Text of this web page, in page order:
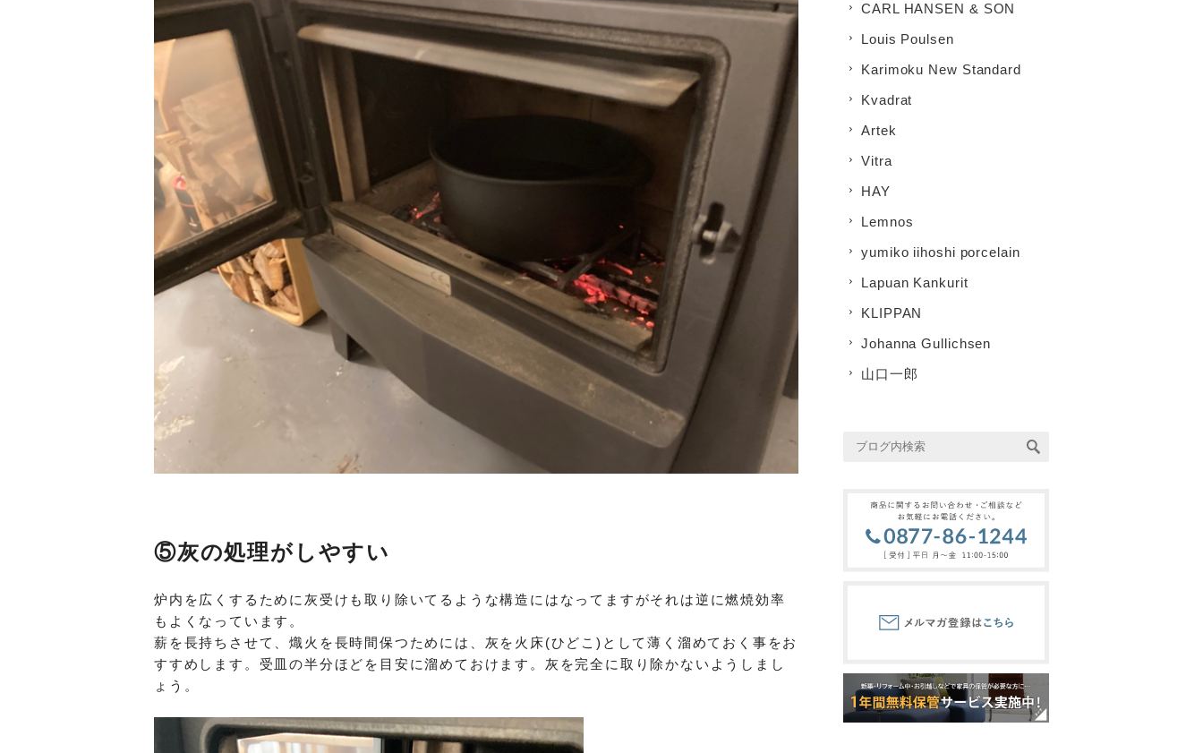
⑤灰の処理がしやすい
炉内を広くするために灰受けも取り除いてるような構造にはなってますがそれは逆に燃焼効率
もよくなっています。
薪を長持ちさせて、熾火を長時間保つためには、灰を火床(ひどこ)として薄く溜めておく事をお
すすめします。受皿の半分ほどを目安に溜めておけます。灰を完全に取り除かないようしまし
ょう。
CARL HANSEN & SON
Louis Poulsen
Karimoku New Standard
Kvadrat
Artek
Vitra
HAY
Lemnos
yumiko iihoshi porcelain
Lapuan Kankurit
KLIPPAN
Johanna Gullichsen
山口一郎